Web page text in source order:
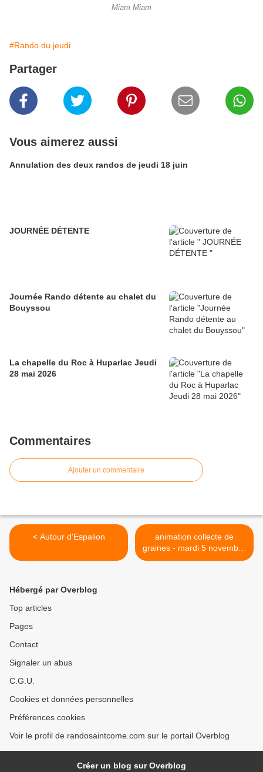
Miam Miam
#Rando du jeudi
Partager
Vous aimerez aussi
Annulation des deux randos de jeudi 18 juin
JOURNÉE DÉTENTE
Journée Rando détente au chalet du
Bouyssou
La chapelle du Roc à Huparlac Jeudi
28 mai 2026
Commentaires
Ajouter un commentaire
< Autour d'Espalion
animation collecte de
graines - mardi 5 novembre
à 14h00 à Saint-Côme d'Olt
Hébergé par Overblog
Top articles
Pages
Contact
Signaler un abus
C.G.U.
Cookies et données personnelles
Préférences cookies
Voir le profil de randosaintcome.com sur le portail Overblog
Créer un blog sur Overblog